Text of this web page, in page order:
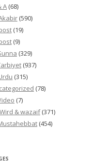
A (68)
(590)
(19)
(9)
(329)
(937)
(315)
(78)
(7)
& wazaif(371)
(454)